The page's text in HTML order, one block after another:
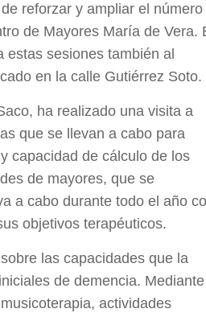
reforzar y ampliar el número
de Mayores María de Vera.
sesiones también al
en la calle Gutiérrez Soto.
ha realizado una visita a
que se llevan a cabo para
capacidad de cálculo de los
de mayores, que se
a cabo durante todo el año
objetivos terapéuticos.
las capacidades que la
de demencia. Mediante
actividades